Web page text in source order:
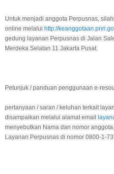
Untuk menjadi anggota Perpusnas,
online melalui http://
gedung layanan Perpusnas di Jalan
Merdeka Selatan 11 Jakarta Pusat.
Petunjuk / panduan penggunaan e-
pertanyaan / saran / keluhan terkait
disampaikan melalui alamat email
menyebutkan Nama dan nomor
Layanan Perpusnas di nomor 0800-1-